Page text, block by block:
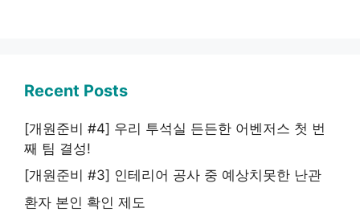
Recent Posts
[개원준비 #4] 우리 투석실 든든한 어벤저스 첫 번
째 팀 결성!
[개원준비 #3] 인테리어 공사 중 예상치못한 난관
환자 본인 확인 제도